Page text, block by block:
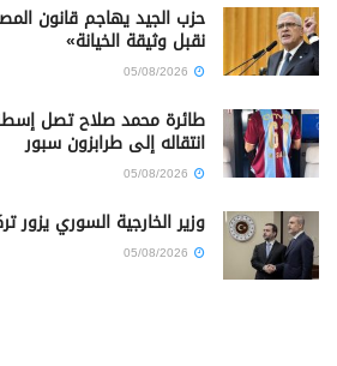
حزب الجيد يهاجم قانون
نقبل وثيقة الخيانة»
طائرة محمد صلاح تصل
انتقاله إلى طرابزون سبور
وزير الخارجية السوري يزور